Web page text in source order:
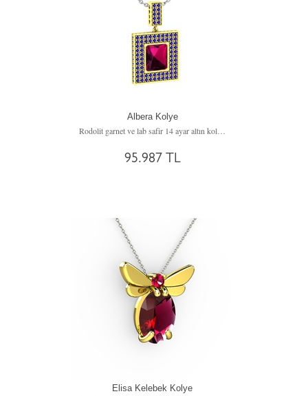
Albera Kolye
Rodolit garnet ve lab safir 14 ayar altın kolye (40 cm beyaz altın rolo zincir)
95.987 TL
Elisa Kelebek Kolye